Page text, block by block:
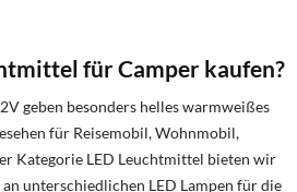
für Camper kaufen?
geben besonders helles warmweißes
für Reisemobil, Wohnmobil,
Kategorie LED Leuchtmittel bieten wir
unterschiedlichen LED Lampen für die